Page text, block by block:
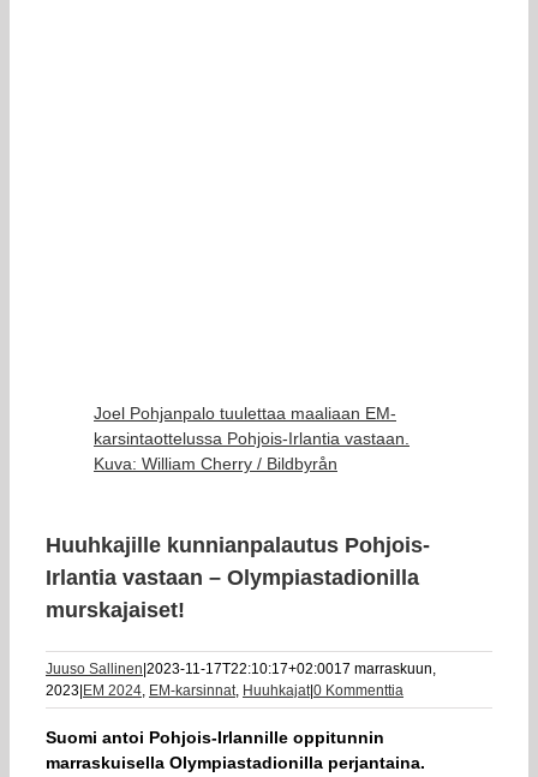
Joel Pohjanpalo tuulettaa maaliaan EM-
karsintaottelussa Pohjois-Irlantia vastaan.
Kuva: William Cherry / Bildbyrån
Huuhkajille kunnianpalautus Pohjois-
Irlantia vastaan – Olympiastadionilla
murskajaiset!
Juuso Sallinen 2023-11-17T22:10:17+02:0017 marraskuun,
2023 EM 2024, EM-karsinnat, Huuhkajat|0 Kommenttia
Suomi antoi Pohjois-Irlannille oppitunnin
marraskuisella Olympiastadionilla perjantaina.